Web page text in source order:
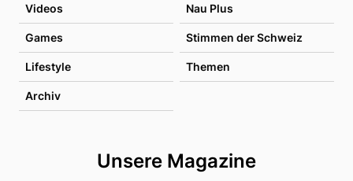
Videos Nau Plus
Games Stimmen der Schweiz
Lifestyle Themen
Archiv
Unsere Magazine